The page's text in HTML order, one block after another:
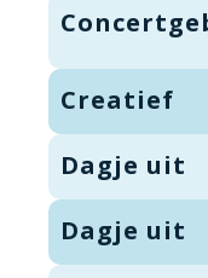
Creatief
Dagje uit
Dagje uit